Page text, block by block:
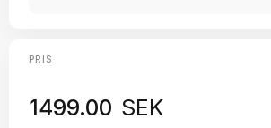
PRIS
1499.00 SEK